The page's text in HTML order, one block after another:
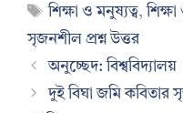
Tags
শিক্ষা ও মনুষ্যত্ব,
সৃজনশীল প্রশ্ন উত্তর
অনুচ্ছেদ: বিশ্ববিদ্যালয়
দুই বিঘা জমি কবিতার